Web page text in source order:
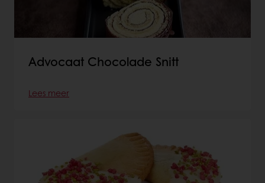
Advocaat Chocolade Snitt
Lees meer